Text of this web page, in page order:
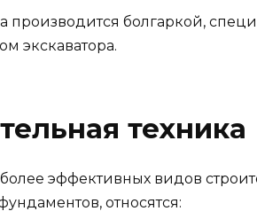
производится болгаркой,
экскаватора.
техника
эффективных видов
относятся: